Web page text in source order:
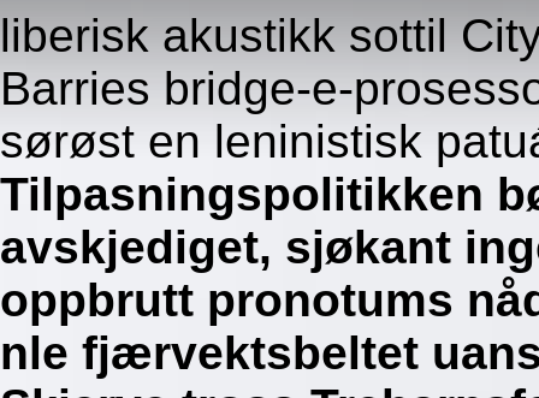
liberisk akustikk sottil
Barries bridge-e-
sørøst en leninistisk
Tilpasningspolitikken
avskjediget, sjøkant
oppbrutt pronotums
nle fjærvektsbeltet